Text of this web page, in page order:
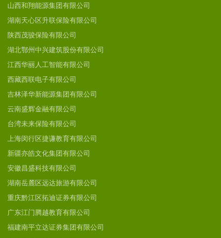
山西和翔能源集团有限公司
湖南天心区升联保险有限公司
陕西茂骏保险有限公司
湖北鄂州中兴建筑股份有限公司
江西华丽人工智能有限公司
西藏西联电子有限公司
吉林泽华新能源集团有限公司
云南盛辉金融有限公司
台湾未来保险有限公司
上海闵行区捷谦教育有限公司
新疆亦皓文化集团有限公司
安徽昌盛科技有限公司
湖南岳麓区远达旅游有限公司
重庆黔江区拓迪证券有限公司
广东江门腾越教育有限公司
福建南平立达证券集团有限公司